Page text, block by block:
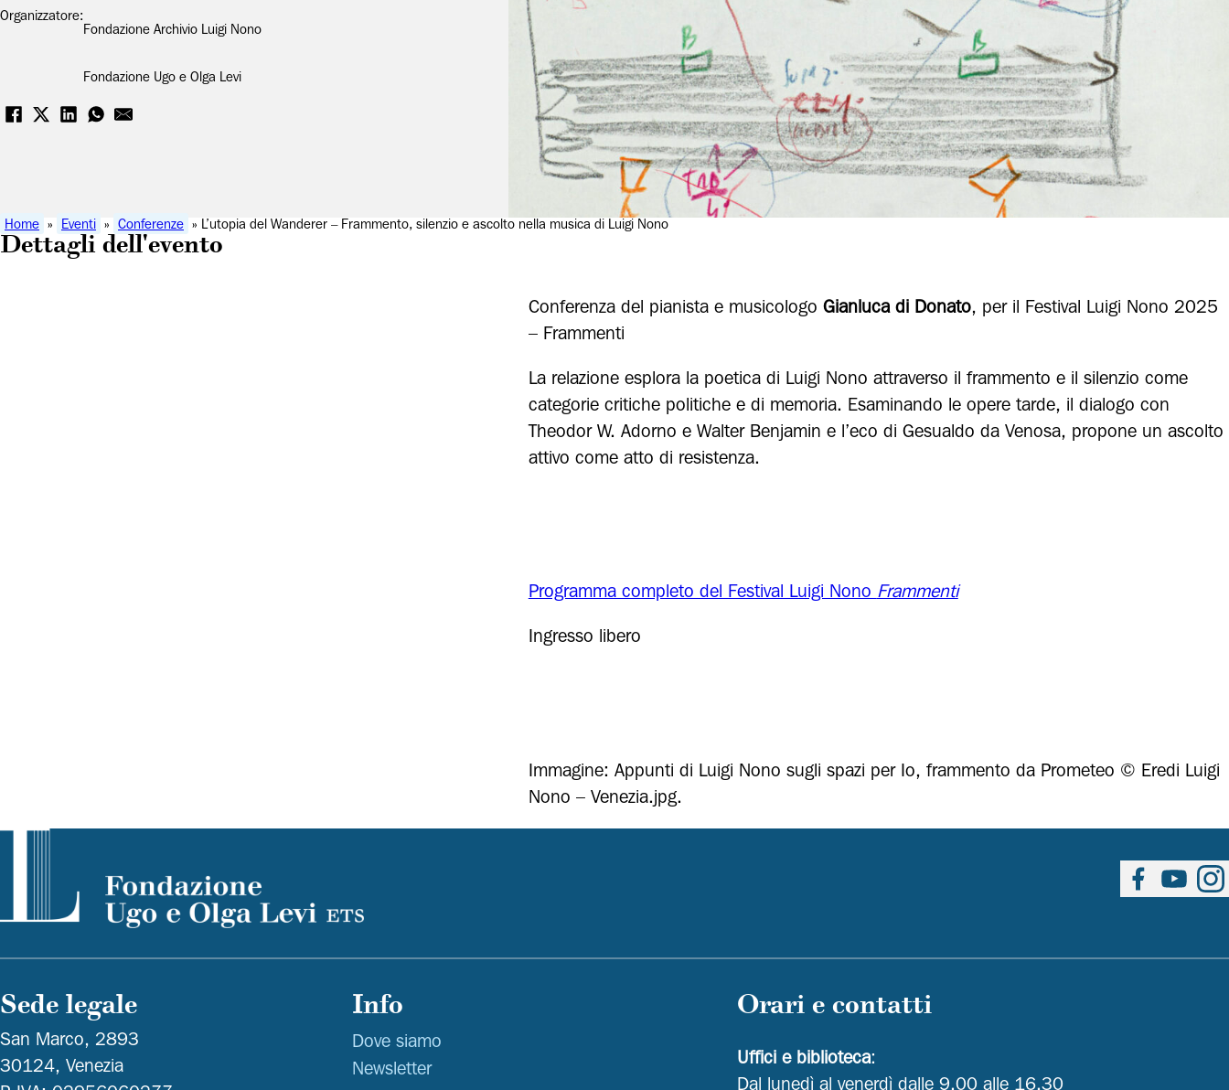
Organizzatore:
Fondazione Archivio Luigi Nono
Fondazione Ugo e Olga Levi
Home » Eventi » Conferenze » L’utopia del Wanderer – Frammento, silenzio e ascolto nella musica di Luigi Nono
Dettagli dell'evento
Conferenza del pianista e musicologo Gianluca di Donato, per il Festival Luigi Nono 2025
– Frammenti
La relazione esplora la poetica di Luigi Nono attraverso il frammento e il silenzio come
categorie critiche politiche e di memoria. Esaminando le opere tarde, il dialogo con
Theodor W. Adorno e Walter Benjamin e l’eco di Gesualdo da Venosa, propone un ascolto
attivo come atto di resistenza.
Programma completo del Festival Luigi Nono Frammenti
Ingresso libero
Immagine: Appunti di Luigi Nono sugli spazi per Io, frammento da Prometeo © Eredi Luigi
Nono – Venezia.jpg.
Seguici su
Seguici
Sede legale
San Marco, 2893
30124, Venezia
Info
Dove siamo
Newsletter
Orari e contatti
Uffici e biblioteca:
Dal lunedì al venerdì dalle 9.00 alle 16.30